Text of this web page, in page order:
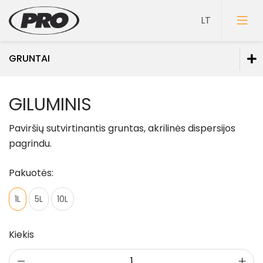
GRUNTAI
Gruntai
Sutvirtinantys gruntai
Spec. paskirties gruntai
Glaistai
Lakai
Klijai
GILUMINIS
Paviršių sutvirtinantis gruntas, akrilinės dispersijos
pagrindu.
Pakuotės:
1L 5L 10L
Kiekis